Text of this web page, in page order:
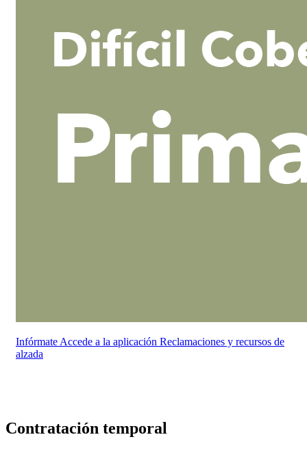
Infórmate Accede a la aplicación Reclamaciones y recursos de
alzada
Contratación temporal